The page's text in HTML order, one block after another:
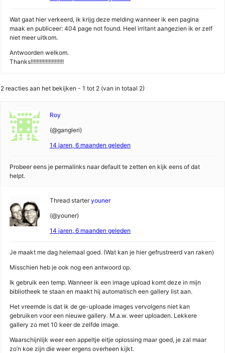
Wat gaat hier verkeerd, ik krijg deze melding wanneer ik een pagina
maak en publiceer: 404 page not found. Heel irritant aangezien ik er zelf
niet meer uitkom.
Antwoorden welkom.
Thanks!!!!!!!!!!!!!!!!!!!!!!
2 reacties aan het bekijken - 1 tot 2 (van in totaal 2)
Roy
(@gangleri)
14 jaren, 6 maanden geleden
Probeer eens je permalinks naar default te zetten en kijk eens of dat
helpt.
Thread starter youner
(@youner)
14 jaren, 6 maanden geleden
Je maakt me dag helemaal goed. (Wat kan je hier gefrustreerd van raken)
Misschien heb je ook nog een antwoord op.
Ik gebruik een temp. Wanneer ik een image upload komt deze in mijn
bibliotheek te staan en maakt hij automatisch een gallery list aan.
Het vreemde is dat ik de ge-uploade images vervolgens niet kan
gebruiken voor een nieuwe gallery. M.a.w. weer uploaden. Lekkere
gallery zo met 10 keer de zelfde image.
Waarschijnlijk weer een appeltje eitje oplossing maar goed, je zal maar
zo’n koe zijn die weer ergens overheen kijkt.